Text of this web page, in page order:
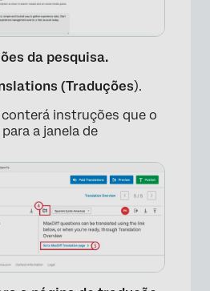
×
da pesquisa.
(Traduções).
conterá instruções que o
a janela de